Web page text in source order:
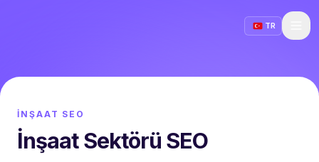
TR
İNŞAAT SEO
İnşaat Sektörü SEO